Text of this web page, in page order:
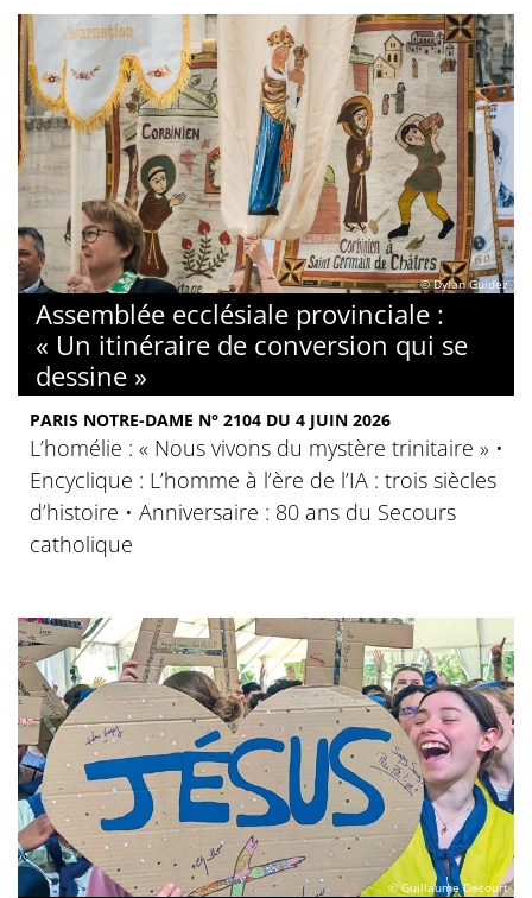
© Dylan Guidez
Assemblée ecclésiale provinciale :
« Un itinéraire de conversion qui se
dessine »
PARIS NOTRE-DAME N° 2104 DU 4 JUIN 2026
L’homélie : « Nous vivons du mystère trinitaire » •
Encyclique : L’homme à l’ère de l’IA : trois siècles
d’histoire • Anniversaire : 80 ans du Secours
catholique
© Guillaume Decourt